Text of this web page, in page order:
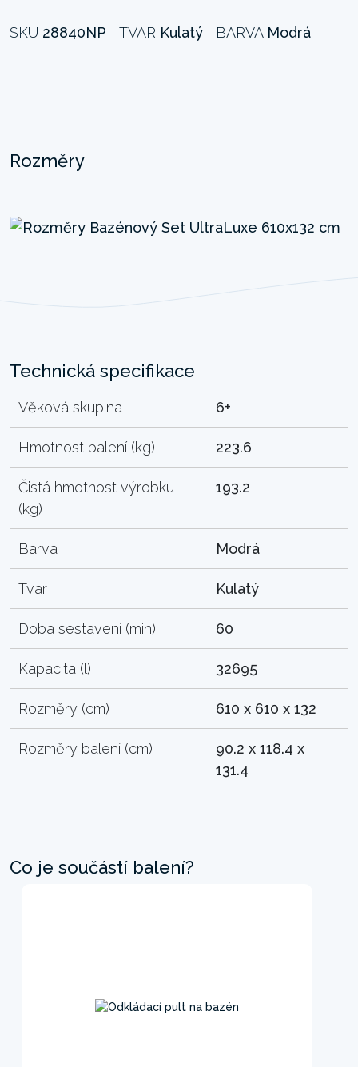
SKU 28840NP TVAR Kulatý BARVA Modrá
Rozměry
Technická specifikace
Věková skupina 6+
Hmotnost balení (kg) 223.6
Čistá hmotnost výrobku
(kg)
193.2
Barva Modrá
Tvar Kulatý
Doba sestavení (min) 60
Kapacita (l) 32695
Rozměry (cm) 610 x 610 x 132
Rozměry balení (cm)
90.2 x 118.4 x
131.4
Co je součástí balení?